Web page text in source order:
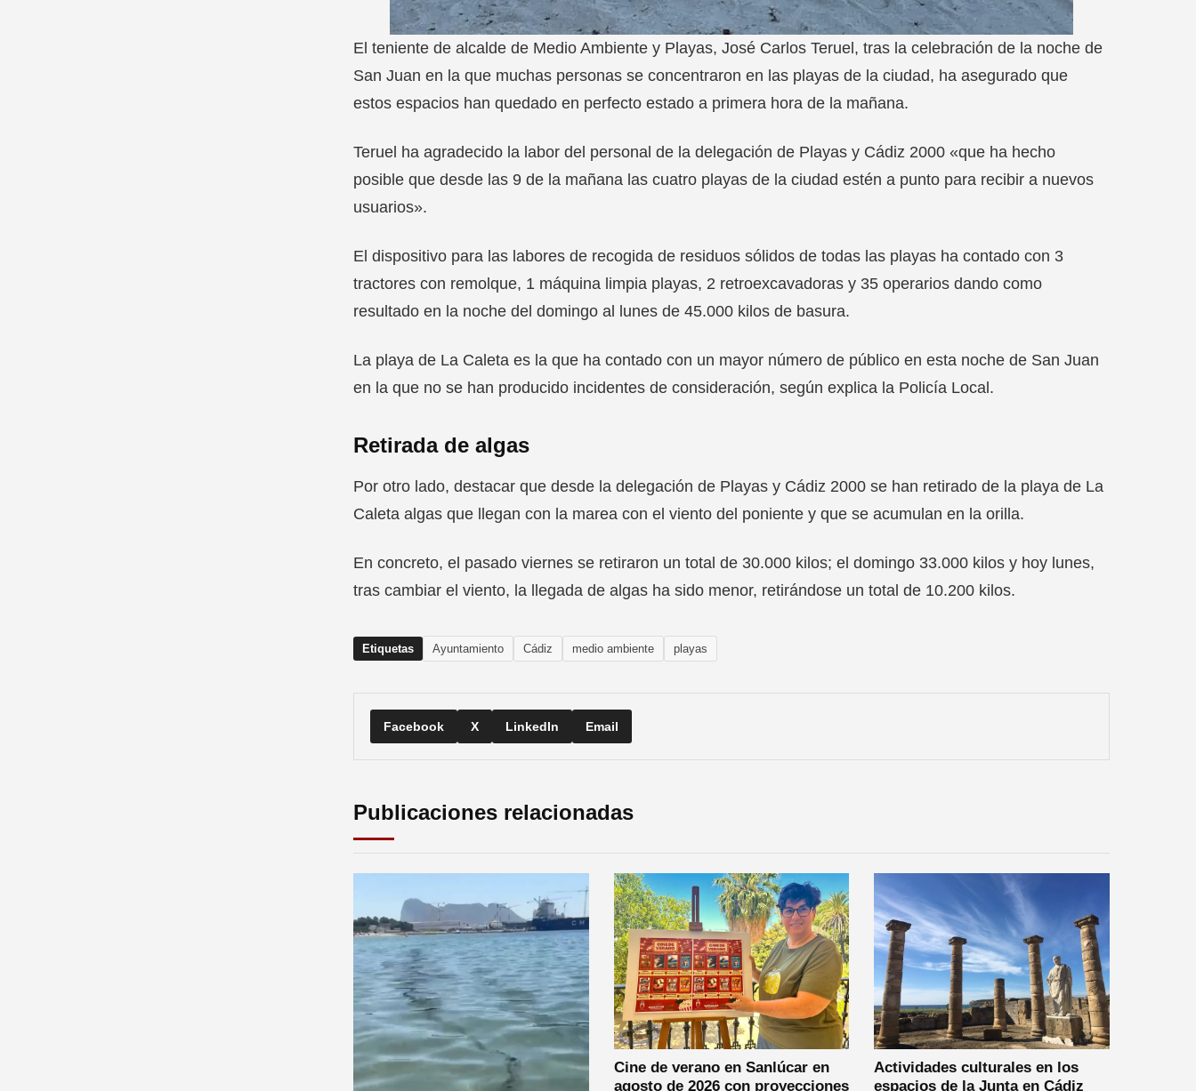
El teniente de alcalde de Medio Ambiente y Playas, José Carlos Teruel, tras la celebración de la noche de
San Juan en la que muchas personas se concentraron en las playas de la ciudad, ha asegurado que
estos espacios han quedado en perfecto estado a primera hora de la mañana.
Teruel ha agradecido la labor del personal de la delegación de Playas y Cádiz 2000 «que ha hecho
posible que desde las 9 de la mañana las cuatro playas de la ciudad estén a punto para recibir a nuevos
usuarios».
El dispositivo para las labores de recogida de residuos sólidos de todas las playas ha contado con 3
tractores con remolque, 1 máquina limpia playas, 2 retroexcavadoras y 35 operarios dando como
resultado en la noche del domingo al lunes de 45.000 kilos de basura.
La playa de La Caleta es la que ha contado con un mayor número de público en esta noche de San Juan
en la que no se han producido incidentes de consideración, según explica la Policía Local.
Retirada de algas
Por otro lado, destacar que desde la delegación de Playas y Cádiz 2000 se han retirado de la playa de La
Caleta algas que llegan con la marea con el viento del poniente y que se acumulan en la orilla.
En concreto, el pasado viernes se retiraron un total de 30.000 kilos; el domingo 33.000 kilos y hoy lunes,
tras cambiar el viento, la llegada de algas ha sido menor, retirándose un total de 10.200 kilos.
Etiquetas Ayuntamiento Cádiz medio ambiente playas
Facebook X LinkedIn Email
Publicaciones relacionadas
Cine de verano en Sanlúcar en
agosto de 2026 con proyecciones
Actividades culturales en los
espacios de la Junta en Cádiz